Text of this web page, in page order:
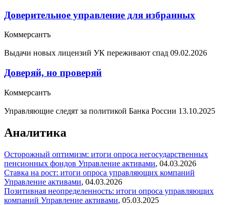
Доверительное управление для избранных
Коммерсантъ
Выдачи новых лицензий УК переживают спад 09.02.2026
Доверяй, но проверяй
Коммерсантъ
Управляющие следят за политикой Банка России 13.10.2025
Аналитика
Осторожный оптимизм: итоги опроса негосударственных
пенсионных фондов Управление активами, 04.03.2026
Ставка на рост: итоги опроса управляющих компаний
Управление активами, 04.03.2026
Позитивная неопределенность: итоги опроса управляющих
компаний Управление активами, 05.03.2025